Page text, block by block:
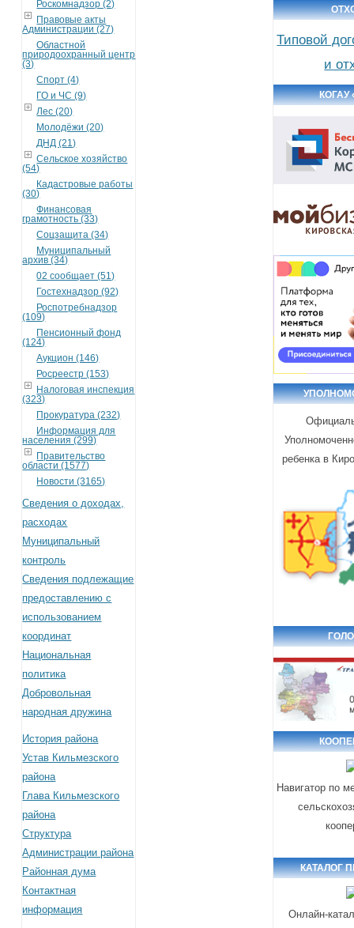
Роскомнадзор (2)
Правовые акты
Администрации (27)
Областной
природоохранный центр
(3)
Спорт (4)
ГО и ЧС (9)
Лес (20)
Молодёжи (20)
ДНД (21)
Сельское хозяйство
(54)
Кадастровые работы
(30)
Финансовая
грамотность (33)
Соцзащита (34)
Муниципальный
архив (34)
02 сообщает (51)
Гостехнадзор (92)
Роспотребнадзор
(109)
Пенсионный фонд
(124)
Аукцион (146)
Росреестр (153)
Налоговая инспекция
(323)
Прокуратура (232)
Информация для
населения (299)
Правительство
области (1577)
Новости (3165)
Сведения о доходах,
расходах
Муниципальный
контроль
Сведения подлежащие
предоставлению с
использованием
координат
Национальная
политика
Добровольная
народная дружина
История района
Устав Кильмезского
района
Глава Кильмезского
района
Структура
Администрации района
Районная дума
Контактная
информация
Типовой
и
КОГАУ
ребенка в
Навигатор по
КАТАЛОГ
Онлайн-